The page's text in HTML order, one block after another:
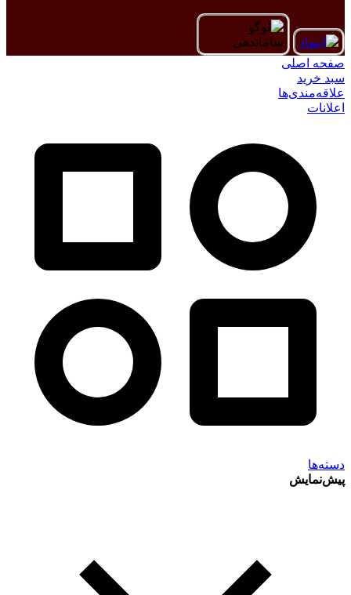
صفحه اصلی
سبد خرید
علاقه‌مندی‌ها
اعلانات
دسته‌ها
پیش‌نمایش